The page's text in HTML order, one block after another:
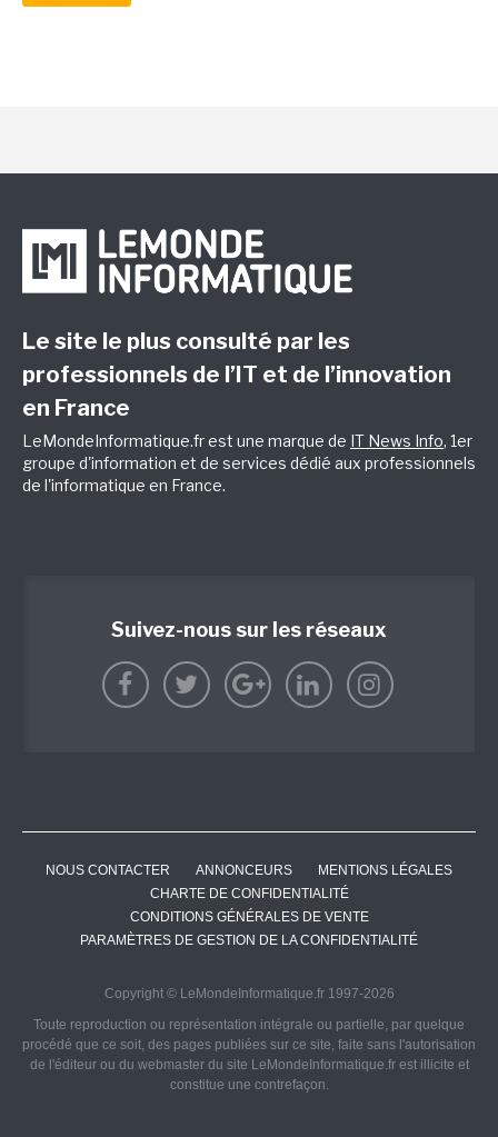
Le site le plus consulté par les
professionnels de l’IT et de l’innovation
en France
LeMondeInformatique.fr est une marque de IT News Info, 1er
groupe d'information et de services dédié aux professionnels
de l'informatique en France.
Suivez-nous sur les réseaux
NOUS CONTACTER ANNONCEURS
MENTIONS LÉGALES
CHARTE DE CONFIDENTIALITÉ
CONDITIONS GÉNÉRALES DE VENTE
PARAMÈTRES DE GESTION DE LA CONFIDENTIALITÉ
Copyright © LeMondeInformatique.fr 1997-2026
Toute reproduction ou représentation intégrale ou partielle, par quelque
procédé que ce soit, des pages publiées sur ce site, faite sans l'autorisation
de l'éditeur ou du webmaster du site LeMondeInformatique.fr est illicite et
constitue une contrefaçon.